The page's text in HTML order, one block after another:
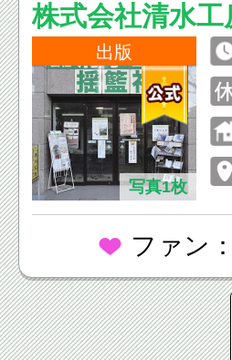
株式会社清水
出版
写真1枚
ファン